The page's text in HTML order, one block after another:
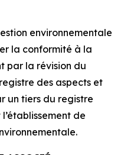
environnementale
la conformité à la
par la révision du
des aspects et
un tiers du registre
de